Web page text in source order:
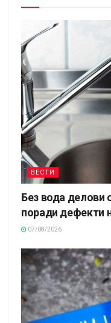
ВЕСТИ
Без вода делови
поради дефекти
07/08/2026